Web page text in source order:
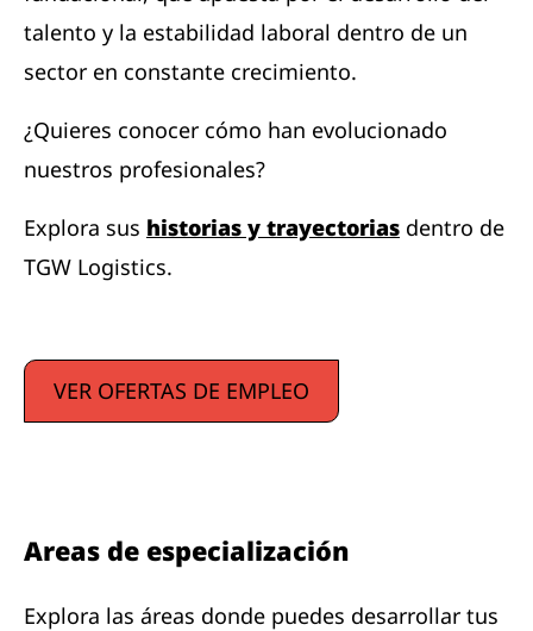
talento y la estabilidad laboral dentro de un
sector en constante crecimiento.
¿Quieres conocer cómo han evolucionado
nuestros profesionales?
Explora sus historias y trayectorias dentro de
TGW Logistics.
VER OFERTAS DE EMPLEO
Areas de especialización
Explora las áreas donde puedes desarrollar tus